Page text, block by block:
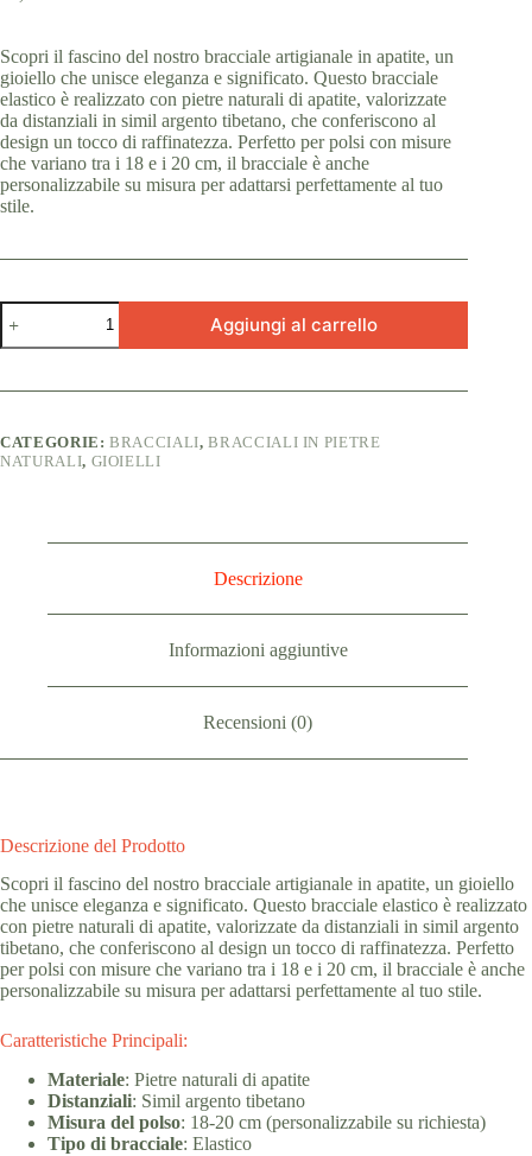
Scopri il fascino del nostro bracciale artigianale in apatite, un
gioiello che unisce eleganza e significato. Questo bracciale
elastico è realizzato con pietre naturali di apatite, valorizzate
da distanziali in simil argento tibetano, che conferiscono al
design un tocco di raffinatezza. Perfetto per polsi con misure
che variano tra i 18 e i 20 cm, il bracciale è anche
personalizzabile su misura per adattarsi perfettamente al tuo
stile.
Bracciale
Artigianale
in
quantità
Aggiungi al carrello
CATEGORIE:BRACCIALI,BRACCIALI IN PIETRE
NATURALI, GIOIELLI
Descrizione
Informazioni aggiuntive
Recensioni (0)
Descrizione del Prodotto
Scopri il fascino del nostro bracciale artigianale in apatite, un gioiello
che unisce eleganza e significato. Questo bracciale elastico è realizzato
con pietre naturali di apatite, valorizzate da distanziali in simil argento
tibetano, che conferiscono al design un tocco di raffinatezza. Perfetto
per polsi con misure che variano tra i 18 e i 20 cm, il bracciale è anche
personalizzabile su misura per adattarsi perfettamente al tuo stile.
Caratteristiche Principali:
Materiale: Pietre naturali di apatite
Distanziali: Simil argento tibetano
Misura del polso: 18-20 cm (personalizzabile su richiesta)
Tipo di bracciale: Elastico